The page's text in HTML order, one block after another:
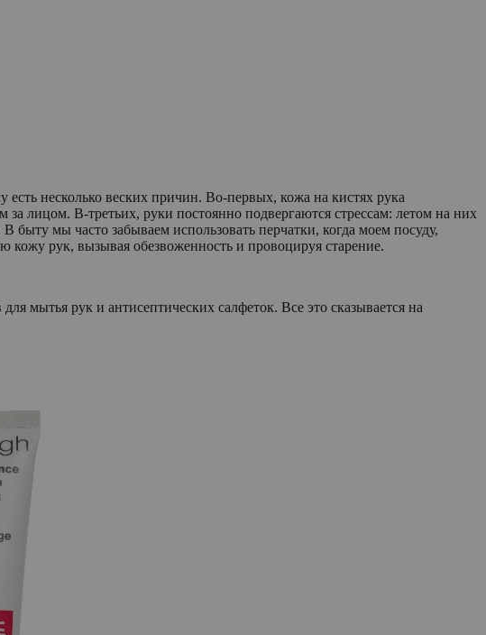
несколько веских причин. Во-первых, кожа на кистях рука
лицом. В-третьих, руки постоянно подвергаются стрессам: летом на них
мы часто забываем использовать перчатки, когда моем посуду,
рук, вызывая обезвоженность и провоцируя старение.
мытья рук и антисептических салфеток. Все это сказывается на